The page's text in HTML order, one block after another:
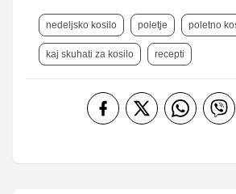
nedeljsko kosilo poletje poletno
kaj skuhati za kosilo recepti